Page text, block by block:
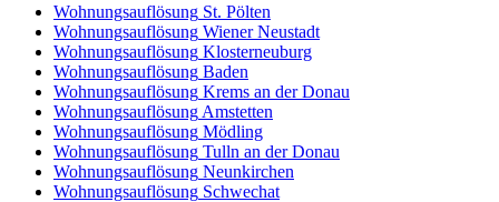
Wohnungsauflösung St. Pölten
Wohnungsauflösung Wiener Neustadt
Wohnungsauflösung Klosterneuburg
Wohnungsauflösung Baden
Wohnungsauflösung Krems an der Donau
Wohnungsauflösung Amstetten
Wohnungsauflösung Mödling
Wohnungsauflösung Tulln an der Donau
Wohnungsauflösung Neunkirchen
Wohnungsauflösung Schwechat